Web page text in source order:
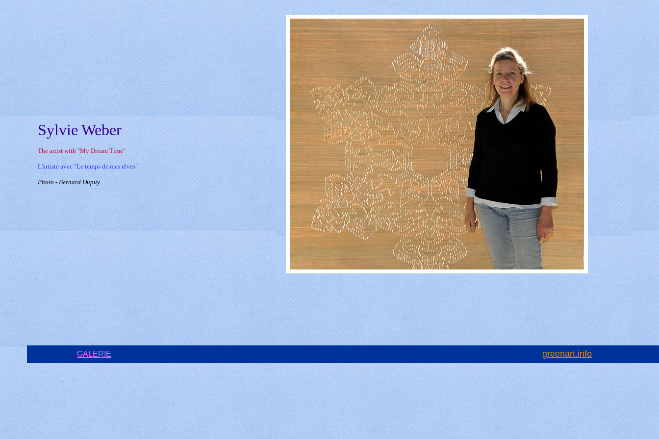
Sylvie Weber
The artist with "My Dream Time"
L'artiste avec "Le temps de mes rêves"
Photo - Bernard Dupuy
GALERIE greenart.info